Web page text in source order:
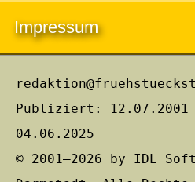
Impressum
Publiziert:
04.06.2025
© 2001–2026 by IDL